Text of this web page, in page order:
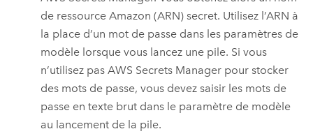
de ressourceAmazon (ARN) secret. Utilisez l’ARN à
la place d’un mot de passe dans les paramètres de
modèle lorsque vous lancez une pile. Si vous
n’utilisez pasAWS Secrets Manager pour stocker
des mots de passe, vous devez saisir les mots de
passe en texte brut dans le paramètre de modèle
au lancement de la pile.